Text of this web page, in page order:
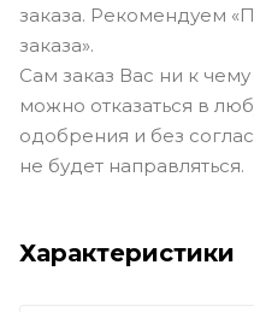
заказа. Рекомендуем
заказа».
Сам заказ Вас ни к
можно отказаться в
одобрения и без
не будет направляться.
Характеристики